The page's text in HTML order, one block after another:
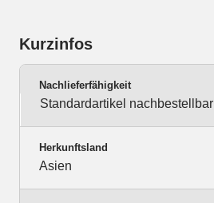
Kurzinfos
Nachlieferfähigkeit
Standardartikel nachbestellbar
Herkunftsland
Asien